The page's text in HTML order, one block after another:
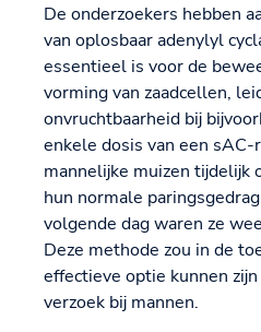
De onderzoekers hebben
van oplosbaar adenylyl
essentieel is voor de
vorming van zaadcellen,
onvruchtbaarheid bij
enkele dosis van een
mannelijke muizen tijdelijk
hun normale
volgende dag waren ze
Deze methode zou in de
effectieve optie kunnen
verzoek bij mannen.